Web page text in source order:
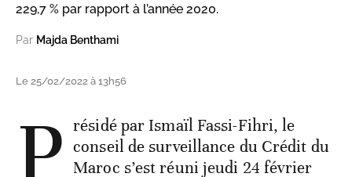
229,7 % par rapport à l’année 2020.
Par Majda Benthami
Le 25/02/2022 à 13h56
P résidé par Ismaïl Fassi-Fihri, le
conseil de surveillance du Crédit du
Maroc s’est réuni jeudi 24 février